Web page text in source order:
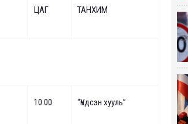
ЦАГ ТАНХИМ
10.00 “Үндсэн хууль”